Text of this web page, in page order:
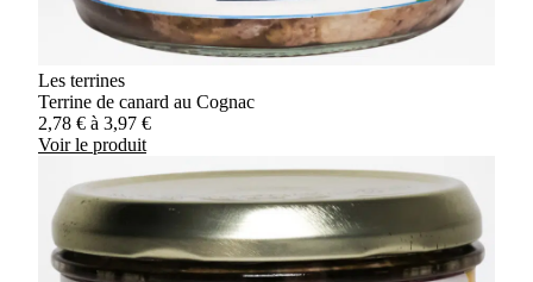
Les terrines
Terrine de canard au Cognac
2,78 € à 3,97 €
Voir le produit